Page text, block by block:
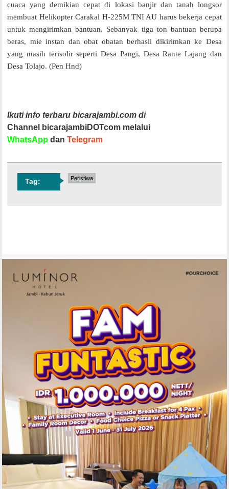
cuaca yang demikian cepat di lokasi banjir dan tanah longsor
membuat Helikopter Carakal H-225M TNI AU harus bekerja cepat
untuk mengirimkan bantuan. Sebanyak tiga ton bantuan berupa
beras, mie instan dan obat obatan berhasil dikirimkan ke Desa
yang masih terisolir seperti Desa Pangi, Desa Rante Lajang dan
Desa Tolajo. (Pen Hnd)
Ikuti info terbaru bicarajambi.com di
Channel bicarajambiDOTcom melalui
WhatsApp danTelegram
Tag: Peristiwa